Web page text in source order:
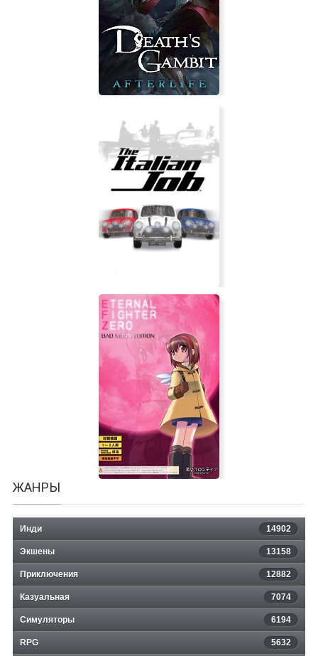
Scooby-Doo! First Frights
Death's Gambit: Afterlife
The Italian Job
Eternal Fighter Zero -MEMORIAL-
ЖАНРЫ
Инди 14902
Экшены 13158
Приключения 12882
Казуальная 7074
Симуляторы 6194
RPG 5632